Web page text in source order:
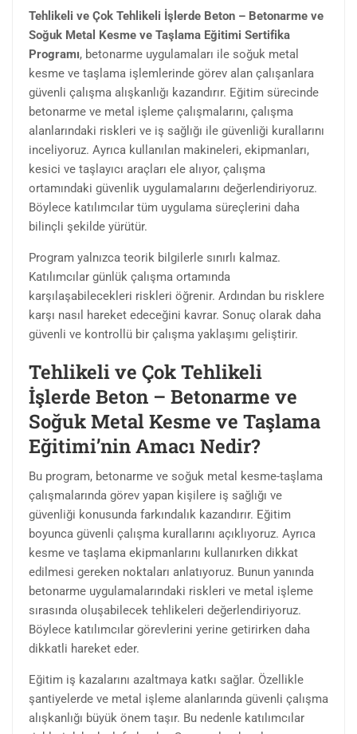
Tehlikeli ve Çok Tehlikeli İşlerde Beton – Betonarme ve
Soğuk Metal Kesme ve Taşlama Eğitimi Sertifika
Programı, betonarme uygulamaları ile soğuk metal
kesme ve taşlama işlemlerinde görev alan çalışanlara
güvenli çalışma alışkanlığı kazandırır. Eğitim sürecinde
betonarme ve metal işleme çalışmalarını, çalışma
alanlarındaki riskleri ve iş sağlığı ile güvenliği kurallarını
inceliyoruz. Ayrıca kullanılan makineleri, ekipmanları,
kesici ve taşlayıcı araçları ele alıyor, çalışma
ortamındaki güvenlik uygulamalarını değerlendiriyoruz.
Böylece katılımcılar tüm uygulama süreçlerini daha
bilinçli şekilde yürütür.
Program yalnızca teorik bilgilerle sınırlı kalmaz.
Katılımcılar günlük çalışma ortamında
karşılaşabilecekleri riskleri öğrenir. Ardından bu risklere
karşı nasıl hareket edeceğini kavrar. Sonuç olarak daha
güvenli ve kontrollü bir çalışma yaklaşımı geliştirir.
Tehlikeli ve Çok Tehlikeli
İşlerde Beton – Betonarme ve
Soğuk Metal Kesme ve Taşlama
Eğitimi’nin Amacı Nedir?
Bu program, betonarme ve soğuk metal kesme-taşlama
çalışmalarında görev yapan kişilere iş sağlığı ve
güvenliği konusunda farkındalık kazandırır. Eğitim
boyunca güvenli çalışma kurallarını açıklıyoruz. Ayrıca
kesme ve taşlama ekipmanlarını kullanırken dikkat
edilmesi gereken noktaları anlatıyoruz. Bunun yanında
betonarme uygulamalarındaki riskleri ve metal işleme
sırasında oluşabilecek tehlikeleri değerlendiriyoruz.
Böylece katılımcılar görevlerini yerine getirirken daha
dikkatli hareket eder.
Eğitim iş kazalarını azaltmaya katkı sağlar. Özellikle
şantiyelerde ve metal işleme alanlarında güvenli çalışma
alışkanlığı büyük önem taşır. Bu nedenle katılımcılar